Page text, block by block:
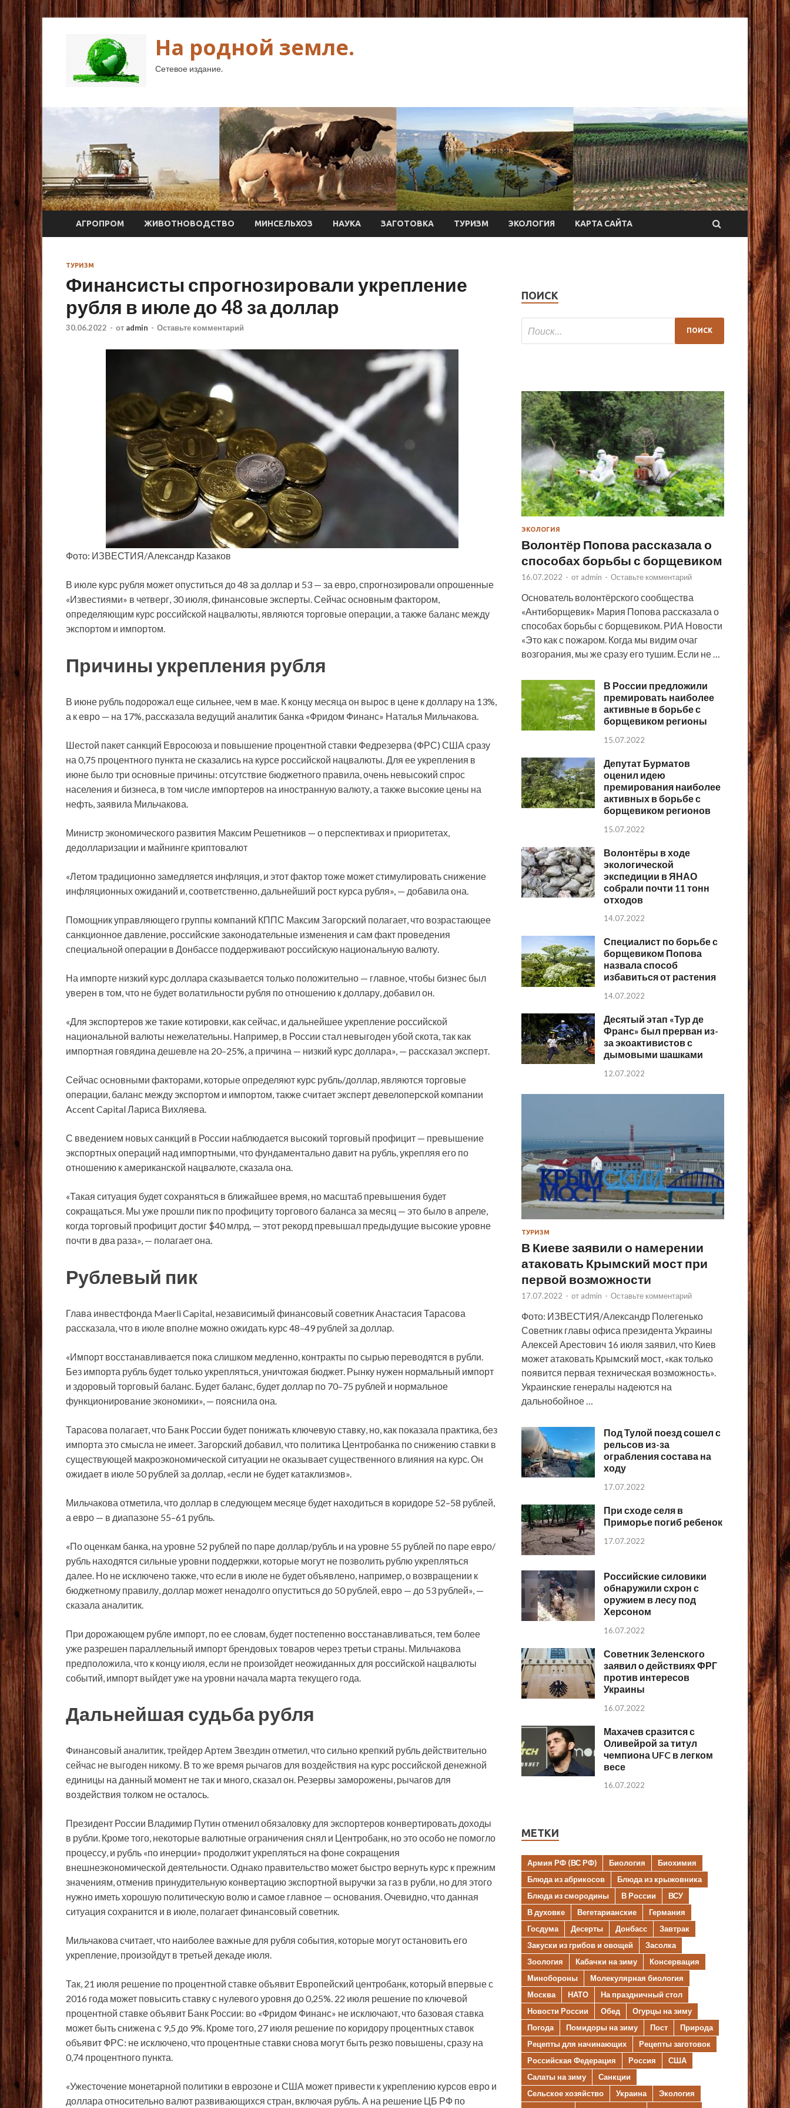
На родной земле.
Сетевое издание.
АГРОПРОМ ЖИВОТНОВОДСТВО МИНСЕЛЬХОЗ НАУКА ЗАГОТОВКА ТУРИЗМ ЭКОЛОГИЯ КАРТА САЙТА
ТУРИЗМ
Финансисты спрогнозировали укрепление
рубля в июле до 48 за доллар
30.06.2022 - от admin - Оставьте комментарий
Фото: ИЗВЕСТИЯ/Александр Казаков
В июле курс рубля может опуститься до 48 за доллар и 53 — за евро, спрогнозировали опрошенные
«Известиями» в четверг, 30 июля, финансовые эксперты. Сейчас основным фактором,
определяющим курс российской нацвалюты, являются торговые операции, а также баланс между
экспортом и импортом.
Причины укрепления рубля
В июне рубль подорожал еще сильнее, чем в мае. К концу месяца он вырос в цене к доллару на 13%,
а к евро — на 17%, рассказала ведущий аналитик банка «Фридом Финанс» Наталья Мильчакова.
Шестой пакет санкций Евросоюза и повышение процентной ставки Федрезерва (ФРС) США сразу
на 0,75 процентного пункта не сказались на курсе российской нацвалюты. Для ее укрепления в
июне было три основные причины: отсутствие бюджетного правила, очень невысокий спрос
населения и бизнеса, в том числе импортеров на иностранную валюту, а также высокие цены на
нефть, заявила Мильчакова.
Министр экономического развития Максим Решетников — о перспективах и приоритетах,
дедолларизации и майнинге криптовалют
«Летом традиционно замедляется инфляция, и этот фактор тоже может стимулировать снижение
инфляционных ожиданий и, соответственно, дальнейший рост курса рубля», — добавила она.
Помощник управляющего группы компаний КППС Максим Загорский полагает, что возрастающее
санкционное давление, российские законодательные изменения и сам факт проведения
специальной операции в Донбассе поддерживают российскую национальную валюту.
На импорте низкий курс доллара сказывается только положительно — главное, чтобы бизнес был
уверен в том, что не будет волатильности рубля по отношению к доллару, добавил он.
«Для экспортеров же такие котировки, как сейчас, и дальнейшее укрепление российской
национальной валюты нежелательны. Например, в России стал невыгоден убой скота, так как
импортная говядина дешевле на 20–25%, а причина — низкий курс доллара», — рассказал эксперт.
Сейчас основными факторами, которые определяют курс рубль/доллар, являются торговые
операции, баланс между экспортом и импортом, также считает эксперт девелоперской компании
Accent Capital Лариса Вихляева.
С введением новых санкций в России наблюдается высокий торговый профицит — превышение
экспортных операций над импортными, что фундаментально давит на рубль, укрепляя его по
отношению к американской нацвалюте, сказала она.
«Такая ситуация будет сохраняться в ближайшее время, но масштаб превышения будет
сокращаться. Мы уже прошли пик по профициту торгового баланса за месяц — это было в апреле,
когда торговый профицит достиг $40 млрд, — этот рекорд превышал предыдущие высокие уровне
почти в два раза», — полагает она.
Рублевый пик
Глава инвестфонда Maerli Capital, независимый финансовый советник Анастасия Тарасова
рассказала, что в июле вполне можно ожидать курс 48–49 рублей за доллар.
«Импорт восстанавливается пока слишком медленно, контракты по сырью переводятся в рубли.
Без импорта рубль будет только укрепляться, уничтожая бюджет. Рынку нужен нормальный импорт
и здоровый торговый баланс. Будет баланс, будет доллар по 70–75 рублей и нормальное
функционирование экономики», — пояснила она.
Тарасова полагает, что Банк России будет понижать ключевую ставку, но, как показала практика, без
импорта это смысла не имеет. Загорский добавил, что политика Центробанка по снижению ставки в
существующей макроэкономической ситуации не оказывает существенного влияния на курс. Он
ожидает в июле 50 рублей за доллар, «если не будет катаклизмов».
Мильчакова отметила, что доллар в следующем месяце будет находиться в коридоре 52–58 рублей,
а евро — в диапазоне 55–61 рубль.
«По оценкам банка, на уровне 52 рублей по паре доллар/рубль и на уровне 55 рублей по паре евро/
рубль находятся сильные уровни поддержки, которые могут не позволить рублю укрепляться
далее. Но не исключено также, что если в июле не будет объявлено, например, о возвращении к
бюджетному правилу, доллар может ненадолго опуститься до 50 рублей, евро — до 53 рублей», —
сказала аналитик.
При дорожающем рубле импорт, по ее словам, будет постепенно восстанавливаться, тем более
уже разрешен параллельный импорт брендовых товаров через третьи страны. Мильчакова
предположила, что к концу июля, если не произойдет неожиданных для российской нацвалюты
событий, импорт выйдет уже на уровни начала марта текущего года.
Дальнейшая судьба рубля
Финансовый аналитик, трейдер Артем Звездин отметил, что сильно крепкий рубль действительно
сейчас не выгоден никому. В то же время рычагов для воздействия на курс российской денежной
единицы на данный момент не так и много, сказал он. Резервы заморожены, рычагов для
воздействия толком не осталось.
Президент России Владимир Путин отменил обязаловку для экспортеров конвертировать доходы
в рубли. Кроме того, некоторые валютные ограничения снял и Центробанк, но это особо не помогло
процессу, и рубль «по инерции» продолжит укрепляться на фоне сокращения
внешнеэкономической деятельности. Однако правительство может быстро вернуть курс к прежним
значениям, отменив принудительную конвертацию экспортной выручки за газ в рубли, но для этого
нужно иметь хорошую политическую волю и самое главное — основания. Очевидно, что данная
ситуация сохранится и в июле, полагает финансовый советник.
Мильчакова считает, что наиболее важные для рубля события, которые могут остановить его
укрепление, произойдут в третьей декаде июля.
Так, 21 июля решение по процентной ставке объявит Европейский центробанк, который впервые с
2016 года может повысить ставку с нулевого уровня до 0,25%. 22 июля решение по ключевой
процентной ставке объявит Банк России: во «Фридом Финанс» не исключают, что базовая ставка
может быть снижена с 9,5 до 9%. Кроме того, 27 июля решение по коридору процентных ставок
объявит ФРС: не исключено, что процентные ставки снова могут быть резко повышены, сразу на
0,74 процентного пункта.
«Ужесточение монетарной политики в еврозоне и США может привести к укреплению курсов евро и
доллара относительно валют развивающихся стран, включая рубль. А на решение ЦБ РФ по
ПОИСК
ЭКОЛОГИЯ
Волонтёр Попова рассказала о
способах борьбы с борщевиком
16.07.2022 - от admin - Оставьте комментарий
Основатель волонтёрского сообщества
«Антиборщевик» Мария Попова рассказала о
способах борьбы с борщевиком. РИА Новости
«Это как с пожаром. Когда мы видим очаг
возгорания, мы же сразу его тушим. Если не …
В России предложили
премировать наиболее
активные в борьбе с
борщевиком регионы
15.07.2022
Депутат Бурматов
оценил идею
премирования наиболее
активных в борьбе с
борщевиком регионов
15.07.2022
Волонтёры в ходе
экологической
экспедиции в ЯНАО
собрали почти 11 тонн
отходов
14.07.2022
Специалист по борьбе с
борщевиком Попова
назвала способ
избавиться от растения
14.07.2022
Десятый этап «Тур де
Франс» был прерван из-
за экоактивистов с
дымовыми шашками
12.07.2022
ТУРИЗМ
В Киеве заявили о намерении
атаковать Крымский мост при
первой возможности
17.07.2022 - от admin - Оставьте комментарий
Фото: ИЗВЕСТИЯ/Александр Полегенько
Советник главы офиса президента Украины
Алексей Арестович 16 июля заявил, что Киев
может атаковать Крымский мост, «как только
появится первая техническая возможность».
Украинские генералы надеются на
дальнобойное …
Под Тулой поезд сошел с
рельсов из-за
ограбления состава на
ходу
17.07.2022
При сходе селя в
Приморье погиб ребенок
17.07.2022
Российские силовики
обнаружили схрон с
оружием в лесу под
Херсоном
16.07.2022
Советник Зеленского
заявил о действиях ФРГ
против интересов
Украины
16.07.2022
Махачев сразится с
Оливейрой за титул
чемпиона UFC в легком
весе
16.07.2022
МЕТКИ
Армия РФ (ВС РФ) Биология
Биохимия
Блюда из абрикосов
Блюда из крыжовника
Блюда из смородины
В России
ВСУ
В духовке
Вегетарианские
Германия
Госдума
Десерты Донбасс
Завтрак
Закуски из грибов и овощей
Засолка
Зоология
Кабачки на зиму
Консервация
Минобороны
Молекулярная биология
Москва
НАТО
На праздничный стол
Новости России
Обед
Огурцы на зиму
Погода
Помидоры на зиму Пост
Природа
Рецепты для начинающих
Рецепты заготовок
Российская Федерация
Россия
США
Салаты на зиму
Санкции
Сельское хозяйство
Украина
Экология